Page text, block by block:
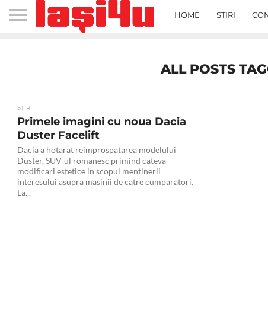
HOME STIRI
ALL POSTS
STIRI
Primele imagini cu noua Dacia
Duster Facelift
Dacia a hotarat reimprospatarea modelului
Duster, SUV-ul romanesc primind cateva
modificari estetice in scopul mentinerii
interesului asupra masinii de catre cumparatori.
La...